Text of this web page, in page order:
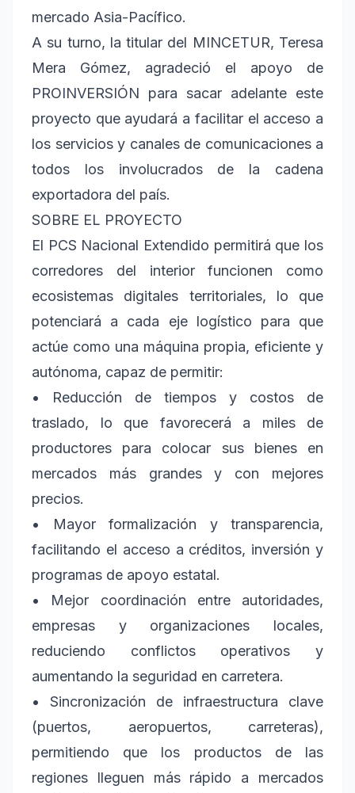
mercado Asia-Pacífico.
A su turno, la titular del MINCETUR, Teresa
Mera Gómez, agradeció el apoyo de
PROINVERSIÓN para sacar adelante este
proyecto que ayudará a facilitar el acceso a
los servicios y canales de comunicaciones a
todos los involucrados de la cadena
exportadora del país.
SOBRE EL PROYECTO
El PCS Nacional Extendido permitirá que los
corredores del interior funcionen como
ecosistemas digitales territoriales, lo que
potenciará a cada eje logístico para que
actúe como una máquina propia, eficiente y
autónoma, capaz de permitir:
• Reducción de tiempos y costos de
traslado, lo que favorecerá a miles de
productores para colocar sus bienes en
mercados más grandes y con mejores
precios.
• Mayor formalización y transparencia,
facilitando el acceso a créditos, inversión y
programas de apoyo estatal.
• Mejor coordinación entre autoridades,
empresas y organizaciones locales,
reduciendo conflictos operativos y
aumentando la seguridad en carretera.
• Sincronización de infraestructura clave
(puertos, aeropuertos, carreteras),
permitiendo que los productos de las
regiones lleguen más rápido a mercados